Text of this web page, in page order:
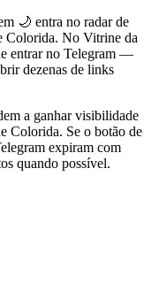
🌙 entra no radar de
Colorida. No Vitrine da
entrar no Telegram —
dezenas de links
a ganhar visibilidade
Colorida. Se o botão de
expiram com
quando possível.